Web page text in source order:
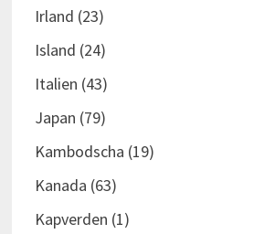
Irland (23)
Island (24)
Italien (43)
Japan (79)
Kambodscha (19)
Kanada (63)
Kapverden (1)